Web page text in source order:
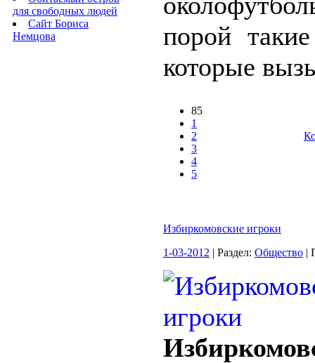
для свободных людей
Сайт Бориса
Немцова
порой
которые
85
1
2
3
4
5
Избиркомовские игроки
1-03-2012 | Раздел: Общество |